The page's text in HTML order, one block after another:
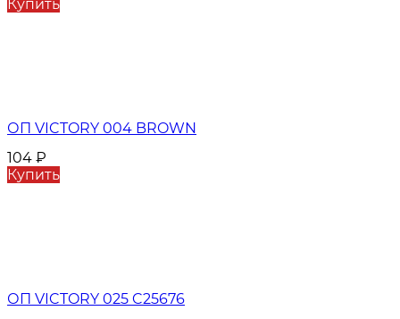
Купить
ОП VICTORY 004 BROWN
104 ₽
Купить
ОП VICTORY 025 C25676